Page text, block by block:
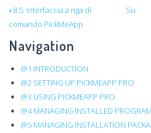
Link
di
attraversamento
del
book
per
‹ 8.5. Interfaccia a riga di
comando PickMeApp
Su
Navigation
@1 INTRODUCTION
@2 SETTING UP PICKMEAPP PRO
@3 USING PICKMEAPP PRO
@4 MANAGING INSTALLED
@5 MANAGING INSTALLATION